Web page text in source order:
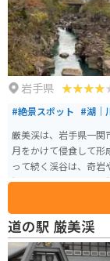
ができます。 道の駅 路田里はなやまは、地元の人々とのふれあいや、自然豊
かな景色を楽しむこと
寄ってみてください。
岩手県
#絶景スポット #湖｜
厳美渓は、岩手県一関
月をかけて侵食して形
って続く渓谷は、奇岩
観は国の名勝および天然記念物
団子」と呼ばれる名
ワイヤーを使って団子
歩道が整備されており
できます。春の新緑や
道の駅 厳美渓